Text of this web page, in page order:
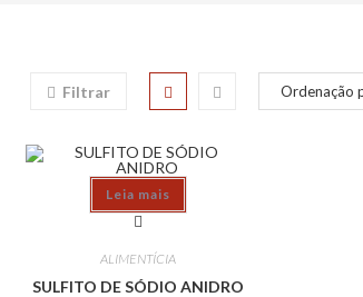
Filtrar
Leia mais
ALIMENTÍCIA
SULFITO DE SÓDIO ANIDRO